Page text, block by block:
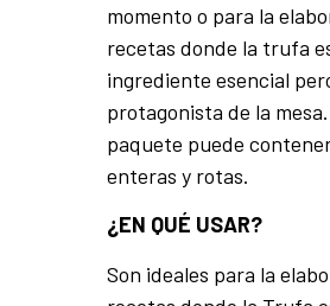
momento o para la
recetas donde la trufa
ingrediente esencial
protagonista de la
paquete puede
enteras y rotas.
¿EN QUÉ USAR?
Son ideales para la